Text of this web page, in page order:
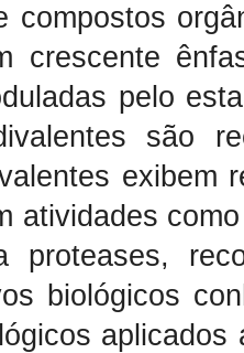
compostos
crescente
pelo
são
exibem
atividades
proteases,
biológicos